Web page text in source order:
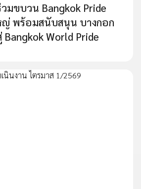
มขบวน Bangkok Pride
ญ่ พร้อมสนับสนุน บางกอก
World Pride